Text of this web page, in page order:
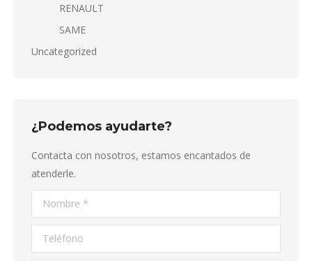
RENAULT
SAME
Uncategorized
¿Podemos ayudarte?
Contacta con nosotros, estamos encantados de
atenderle.
Nombre *
Teléfono